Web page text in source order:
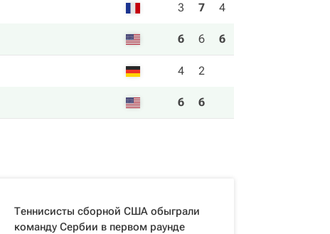
3 7 4
6 6 6
4 2
6 6
Теннисисты сборной США обыграли
команду Сербии в первом раунде